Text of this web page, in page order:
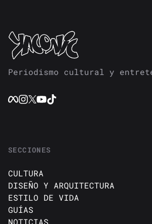
Periodismo cultural y
SECCIONES
CULTURA
DISEÑO Y ARQUITECTURA
ESTILO DE VIDA
GUÍAS
NOTICIAS